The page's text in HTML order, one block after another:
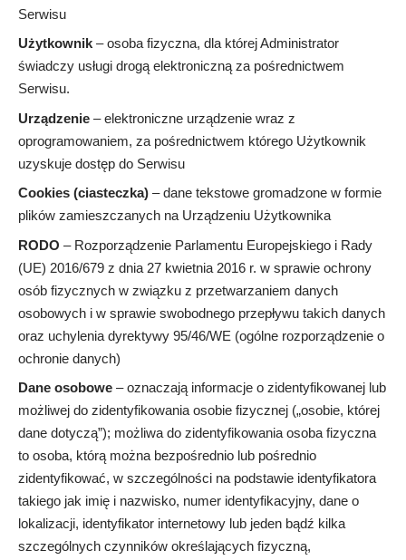
Serwisu
Użytkownik – osoba fizyczna, dla której Administrator
świadczy usługi drogą elektroniczną za pośrednictwem
Serwisu.
Urządzenie – elektroniczne urządzenie wraz z
oprogramowaniem, za pośrednictwem którego Użytkownik
uzyskuje dostęp do Serwisu
Cookies (ciasteczka) – dane tekstowe gromadzone w formie
plików zamieszczanych na Urządzeniu Użytkownika
RODO – Rozporządzenie Parlamentu Europejskiego i Rady
(UE) 2016/679 z dnia 27 kwietnia 2016 r. w sprawie ochrony
osób fizycznych w związku z przetwarzaniem danych
osobowych i w sprawie swobodnego przepływu takich danych
oraz uchylenia dyrektywy 95/46/WE (ogólne rozporządzenie o
ochronie danych)
Dane osobowe – oznaczają informacje o zidentyfikowanej lub
możliwej do zidentyfikowania osobie fizycznej („osobie, której
dane dotyczą”); możliwa do zidentyfikowania osoba fizyczna
to osoba, którą można bezpośrednio lub pośrednio
zidentyfikować, w szczególności na podstawie identyfikatora
takiego jak imię i nazwisko, numer identyfikacyjny, dane o
lokalizacji, identyfikator internetowy lub jeden bądź kilka
szczególnych czynników określających fizyczną,